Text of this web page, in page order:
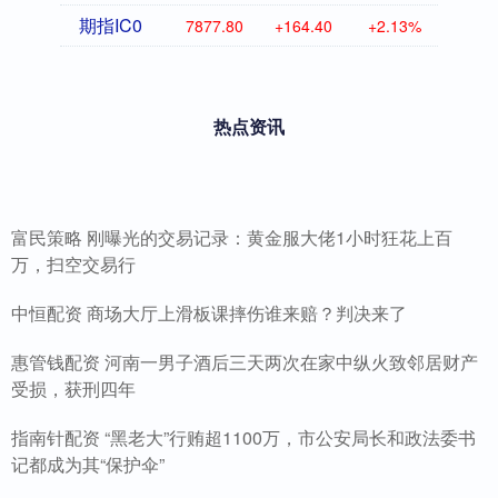
期指IC0 7877.80 +164.40 +2.13%
热点资讯
富民策略 刚曝光的交易记录：黄金服大佬1小时狂花上百
万，扫空交易行
中恒配资 商场大厅上滑板课摔伤谁来赔？判决来了
惠管钱配资 河南一男子酒后三天两次在家中纵火致邻居财产
受损，获刑四年
指南针配资 “黑老大”行贿超1100万，市公安局长和政法委书
记都成为其“保护伞”